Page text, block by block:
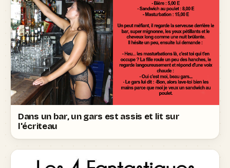
Dans un bar, un gars est assis et lit sur
l'écriteau